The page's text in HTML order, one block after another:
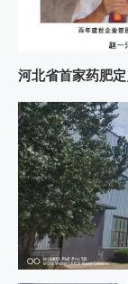
河北省首家药肥